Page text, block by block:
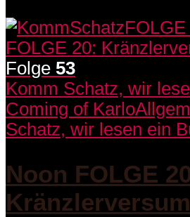
Folge 53
Komm Schatz, wir
Coming of Karlo
Schatz, wir lesen ein
Noon FOLGE